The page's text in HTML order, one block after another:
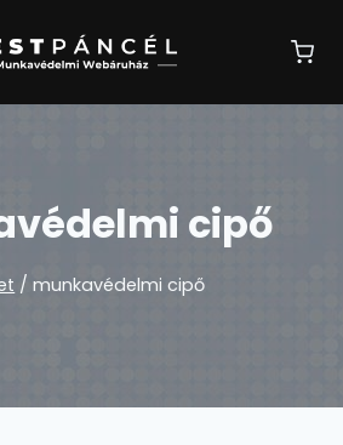
cipő
/ munkavédelmi cipő